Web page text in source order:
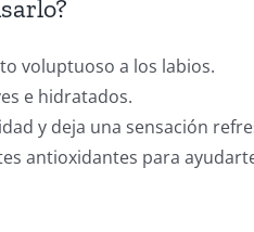
voluptuoso a los labios.
e hidratados.
y deja una sensación
antioxidantes para